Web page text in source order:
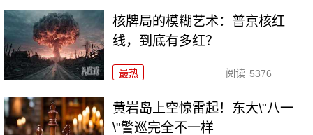
核牌局的模糊艺术：普京核红
线，到底有多红？
最热 阅读 5376
黄岩岛上空惊雷起！东大\"八一
\"警巡完全不一样